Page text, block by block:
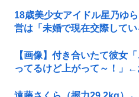
18歳美少女アイドル星乃ゆ
営は「未婚で現在交際して
【画像】付き合いたて彼女
ってるけど上がって～！」